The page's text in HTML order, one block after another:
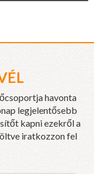
havonta
legjelentősebb
kapni ezekről a
iratkozzon fel